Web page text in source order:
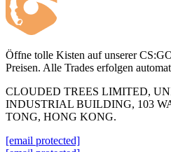
Öffne tolle Kisten auf unserer
Preisen. Alle Trades erfolgen
CLOUDED TREES LIMITED,
INDUSTRIAL BUILDING, 103
TONG, HONG KONG.
[email protected]